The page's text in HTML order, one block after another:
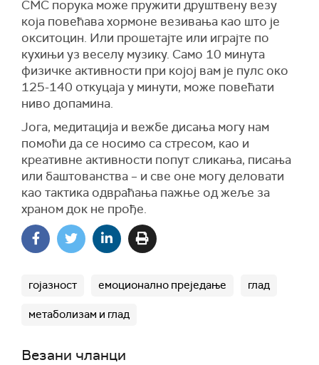
СМС порука може пружити друштвену везу
која повећава хормоне везивања као што је
окситоцин. Или прошетајте или играјте по
кухињи уз веселу музику. Само 10 минута
физичке активности при којој вам је пулс око
125-140 откуцаја у минути, може повећати
ниво допамина.
Јога, медитација и вежбе дисања могу нам
помоћи да се носимо са стресом, као и
креативне активности попут сликања, писања
или баштованства – и све оне могу деловати
као тактика одвраћања пажње од жеље за
храном док не прође.
гојазност емоционално преједање глад
метаболизам и глад
Везани чланци